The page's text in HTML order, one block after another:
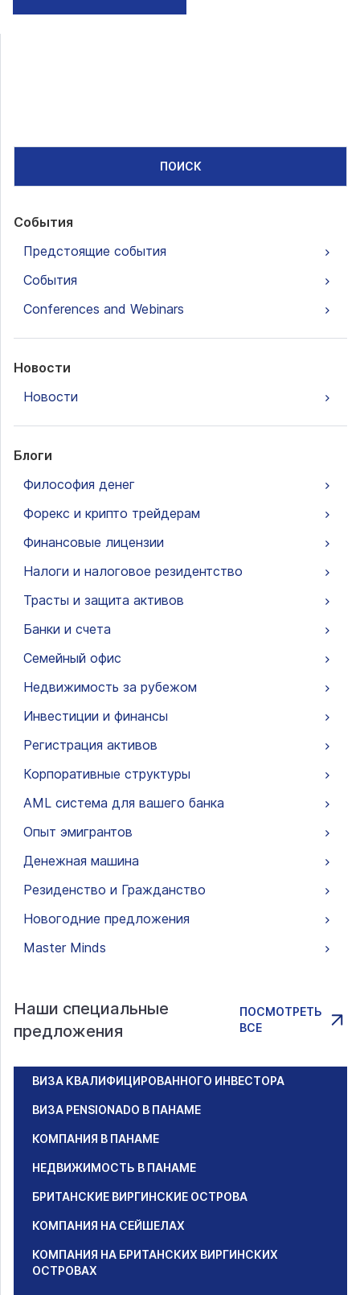
ПОИСК
События
Предстоящие события
События
Conferences and Webinars
Новости
Новости
Блоги
Философия денег
Форекс и крипто трейдерам
Финансовые лицензии
Налоги и налоговое резидентство
Трасты и защита активов
Банки и счета
Семейный офис
Недвижимость за рубежом
Инвестиции и финансы
Регистрация активов
Корпоративные структуры
AML система для вашего банка
Опыт эмигрантов
Денежная машина
Резиденство и Гражданство
Новогодние предложения
Master Minds
Наши специальные
предложения
ПОСМОТРЕТЬ
ВСЕ
ВИЗА КВАЛИФИЦИРОВАННОГО ИНВЕСТОРА
ВИЗА PENSIONADO В ПАНАМЕ
КОМПАНИЯ В ПАНАМЕ
НЕДВИЖИМОСТЬ В ПАНАМЕ
БРИТАНСКИЕ ВИРГИНСКИЕ ОСТРОВА
КОМПАНИЯ НА СЕЙШЕЛАХ
КОМПАНИЯ НА БРИТАНСКИХ ВИРГИНСКИХ
ОСТРОВАХ